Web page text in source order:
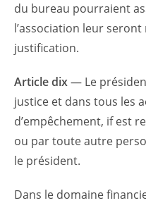
du bureau pourraient
l’association leur
justification.
Article dix— Le
justice et dans tous les
d’empêchement, if est
ou par toute autre
le président.
Dans le domaine